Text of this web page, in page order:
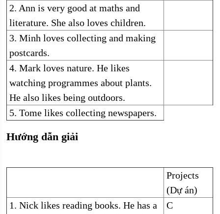
2. Ann is very good at maths and
literature. She also loves children.
3. Minh loves collecting and making
postcards.
4. Mark loves nature. He likes
watching programmes about plants.
He also likes being outdoors.
5. Tome likes collecting newspapers.
Hướng dẫn giải
Projects
(Dự án)
1. Nick likes reading books. He has a
C